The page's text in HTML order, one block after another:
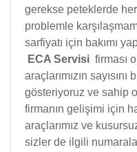
gerekse peteklerde
problemle
sarfiyatı için bakımı
ECA Servisi firması
araçlarımızın
gösteriyoruz ve sahip
firmanın gelişimi için
araçlarımız ve
sizler de ilgili